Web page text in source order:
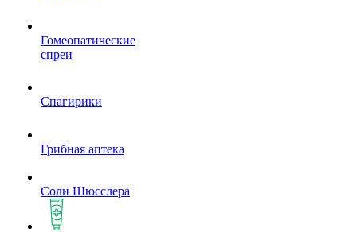
Гомеопатические
спреи
Спагирики
Грибная аптека
Соли Шюсслера